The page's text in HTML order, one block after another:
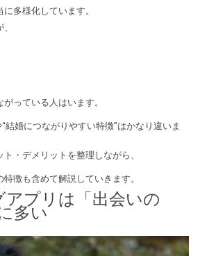
多様化しています。
っている人はいます。
結婚につながりやすい特徴”はかなり違いま
・デメリットを整理しながら、
徴も含めて解説していきます。
アプリは「出会いの
多い